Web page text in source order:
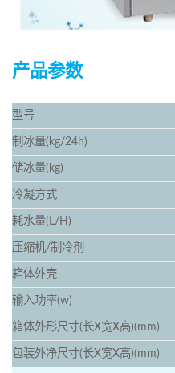
产品参数
型号
制冰量(kg/24h)
储冰量(kg)
冷凝方式
耗水量(L/H)
压缩机/制冷剂
箱体外壳
输入功率(w)
箱体外形尺寸(长X宽X高)(mm)
包装外净尺寸(长X宽X高)(mm)